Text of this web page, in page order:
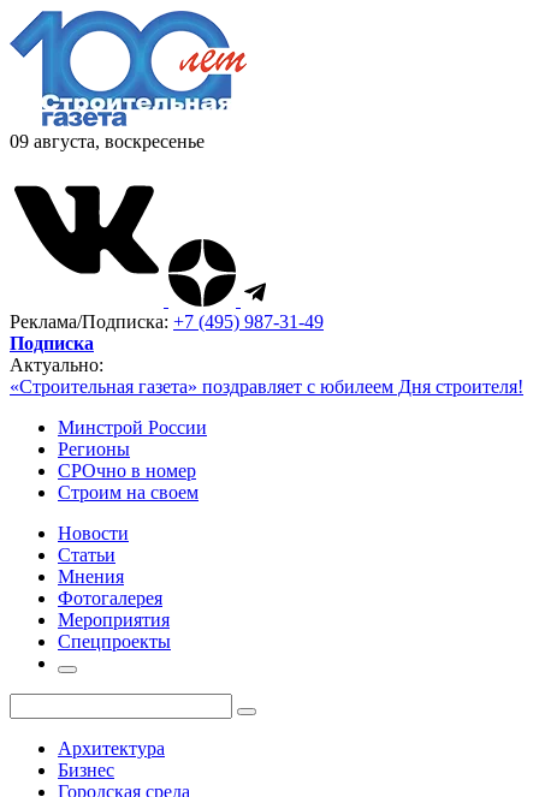
09 августа, воскресенье
Реклама/Подписка: +7 (495) 987-31-49
Подписка
Актуально:
«Строительная газета» поздравляет с юбилеем Дня строителя!
Минстрой России
Регионы
СРОчно в номер
Строим на своем
Новости
Статьи
Мнения
Фотогалерея
Мероприятия
Спецпроекты
Архитектура
Бизнес
Городская среда